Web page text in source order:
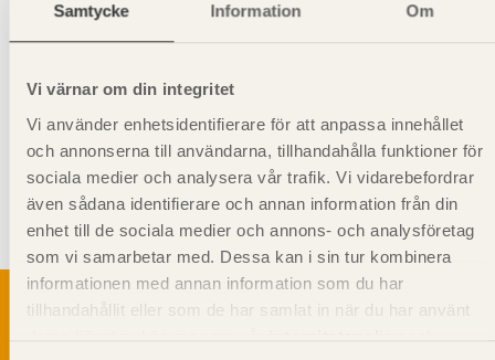
Samtycke Information Om
Vi värnar om din integritet
Vi använder enhetsidentifierare för att anpassa innehållet
och annonserna till användarna, tillhandahålla funktioner för
sociala medier och analysera vår trafik. Vi vidarebefordrar
även sådana identifierare och annan information från din
enhet till de sociala medier och annons- och analysföretag
som vi samarbetar med. Dessa kan i sin tur kombinera
informationen med annan information som du har
tillhandahållit eller som de har samlat in när du har använt
Hanteringsinstruktioner
Giltighet
Svenskt Trä-id:SE00183
Gäller från och med:2024-10-07
Kompletterande information
Stående montering rekommenderas